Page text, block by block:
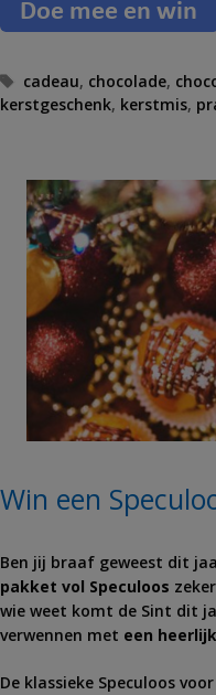
T
a
cadeau, chocolade,
kerstgeschenk, kerstmis,
Win een
Ben jij braaf geweest dit
pakket vol Speculoos
wie weet komt de Sint dit
verwennen met een
De klassieke Speculoos